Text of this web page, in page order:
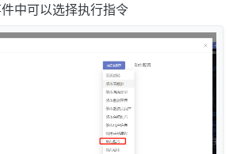
中可以选择执行指令